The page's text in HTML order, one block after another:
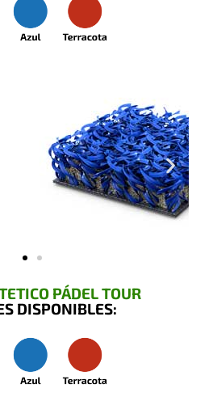
PÁDEL TOUR
DISPONIBLES: